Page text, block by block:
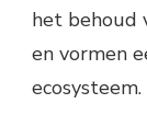
het behoud
en vormen
ecosysteem.